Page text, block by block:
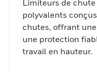
Limiteurs de
polyvalents
chutes, offrant
une protection
travail en hauteur.